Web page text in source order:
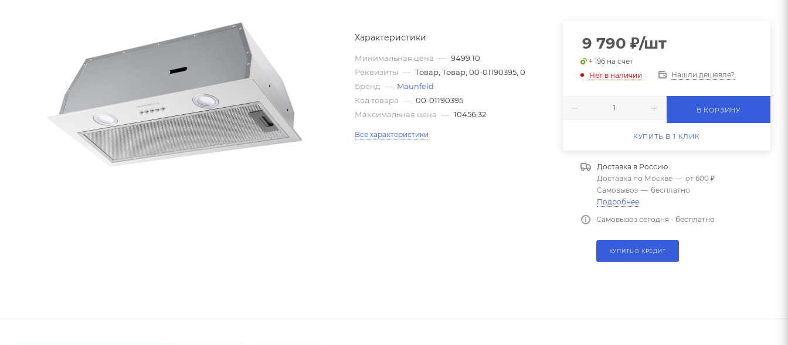
Характеристики
Минимальная цена — 9499.10
Реквизиты — Товар, Товар, 00-01190395, 0
Бренд — Maunfeld
Код товара — 00-01190395
Максимальная цена — 10456.32
Все характеристики
9 790 ₽/шт
+ 196 на счет
Нет в наличии
Нашли дешевле?
В КОРЗИНУ
КУПИТЬ В 1 КЛИК
Доставка в Россию
Доставка по Москве — от 600 ₽
Самовывоз — бесплатно
Подробнее
Самовывоз сегодня - бесплатно
КУПИТЬ В КРЕДИТ